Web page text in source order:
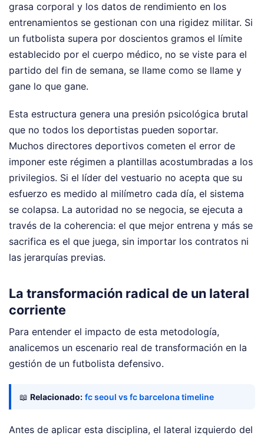
grasa corporal y los datos de rendimiento en los
entrenamientos se gestionan con una rigidez militar. Si
un futbolista supera por doscientos gramos el límite
establecido por el cuerpo médico, no se viste para el
partido del fin de semana, se llame como se llame y
gane lo que gane.
Esta estructura genera una presión psicológica brutal
que no todos los deportistas pueden soportar.
Muchos directores deportivos cometen el error de
imponer este régimen a plantillas acostumbradas a los
privilegios. Si el líder del vestuario no acepta que su
esfuerzo es medido al milímetro cada día, el sistema
se colapsa. La autoridad no se negocia, se ejecuta a
través de la coherencia: el que mejor entrena y más se
sacrifica es el que juega, sin importar los contratos ni
las jerarquías previas.
La transformación radical de un lateral
corriente
Para entender el impacto de esta metodología,
analicemos un escenario real de transformación en la
gestión de un futbolista defensivo.
📖 Relacionado: fc seoul vs fc barcelona timeline
Antes de aplicar esta disciplina, el lateral izquierdo del